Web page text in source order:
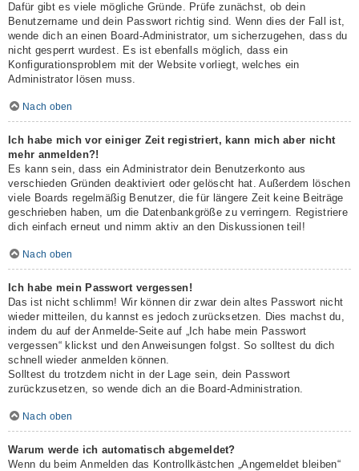
Dafür gibt es viele mögliche Gründe. Prüfe zunächst, ob dein
Benutzername und dein Passwort richtig sind. Wenn dies der Fall ist,
wende dich an einen Board-Administrator, um sicherzugehen, dass du
nicht gesperrt wurdest. Es ist ebenfalls möglich, dass ein
Konfigurationsproblem mit der Website vorliegt, welches ein
Administrator lösen muss.
Nach oben
Ich habe mich vor einiger Zeit registriert, kann mich aber nicht
mehr anmelden?!
Es kann sein, dass ein Administrator dein Benutzerkonto aus
verschieden Gründen deaktiviert oder gelöscht hat. Außerdem löschen
viele Boards regelmäßig Benutzer, die für längere Zeit keine Beiträge
geschrieben haben, um die Datenbankgröße zu verringern. Registriere
dich einfach erneut und nimm aktiv an den Diskussionen teil!
Nach oben
Ich habe mein Passwort vergessen!
Das ist nicht schlimm! Wir können dir zwar dein altes Passwort nicht
wieder mitteilen, du kannst es jedoch zurücksetzen. Dies machst du,
indem du auf der Anmelde-Seite auf „Ich habe mein Passwort
vergessen“ klickst und den Anweisungen folgst. So solltest du dich
schnell wieder anmelden können.
Solltest du trotzdem nicht in der Lage sein, dein Passwort
zurückzusetzen, so wende dich an die Board-Administration.
Nach oben
Warum werde ich automatisch abgemeldet?
Wenn du beim Anmelden das Kontrollkästchen „Angemeldet bleiben“